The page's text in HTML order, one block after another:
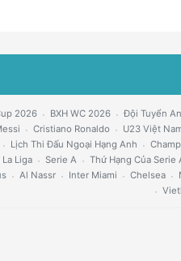
2026 BXH WC 2026 Đội Tuyển
Cristiano Ronaldo U23 Việt
Lịch Thi Đấu Ngoại Hạng Anh
Liga Serie A Thứ Hạng Của Serie
Al Nassr Inter Miami Chelsea